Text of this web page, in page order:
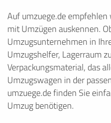
Auf umzuege.de
mit Umzügen auskennen.
Umzugsunternehmen in
Umzugshelfer, Lagerraum
Verpackungsmaterial, das
Umzugswagen in der
umzuege.de finden Sie
Umzug benötigen.